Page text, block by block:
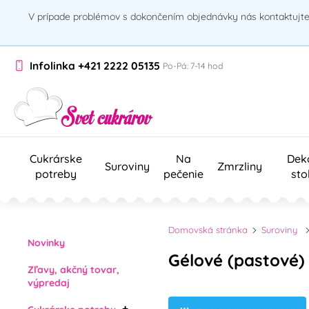
V prípade problémov s dokončením objednávky nás kontaktujte
Infolinka +421 2222 05135 Po-Pá: 7-14 hod
Cukrárske
potreby
Suroviny
Na
pečenie
Zmrzliny
Novinky
Zľavy, akčný tovar,
výpredaj
Domovská stránka Suroviny
Gélové